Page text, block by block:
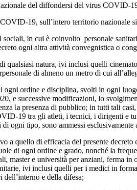
del diffondersi del virus COVID-
19, sull’intero territorio nazionale
in cui è coinvolto personale
ogni altra attività convegnistica o
natura, ivi inclusi quelli
di almeno un metro di cui
ordine e disciplina, svolti in ogni
e successive modificazioni, lo
la presenza di pubblico; in tutti tali
19 tra gli atleti, i tecnici, i dirigenti e
ogni tipo, sono ammessi
quello di efficacia del presente
di ogni ordine e grado, nonché la
master e università per anziani, ferma
ivi inclusi quelli per i medici in
e della difesa;